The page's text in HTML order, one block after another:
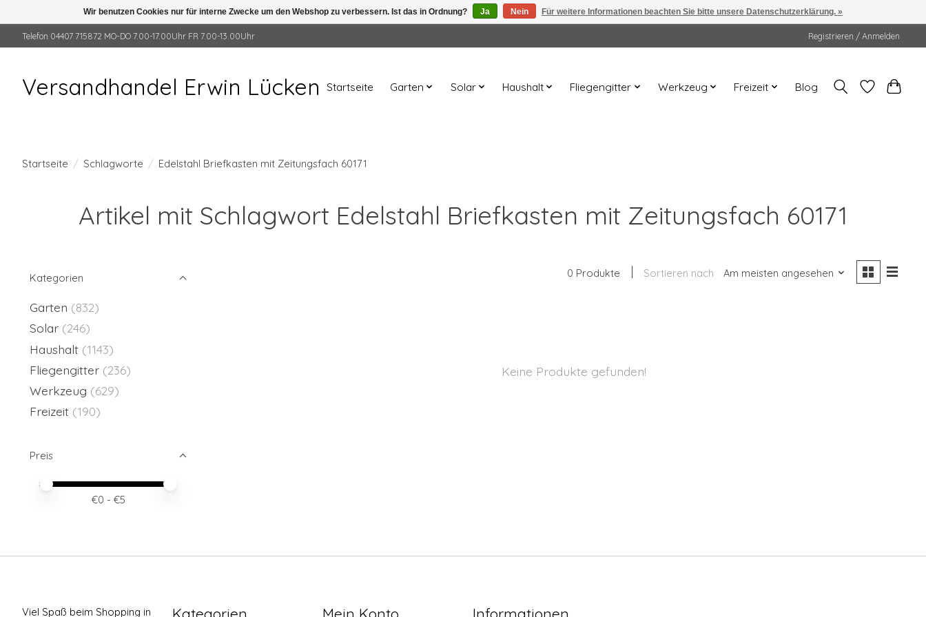
Telefon 04407 715872 MO-DO 7.00-17.00Uhr FR 7.00-13.00Uhr Registrieren / Anmelden
Versandhandel Erwin Lücken Startseite Garten Solar Haushalt Fliegengitter Werkzeug Freizeit Blog
Startseite / Schlagworte / Edelstahl Briefkasten mit Zeitungsfach 60171
Artikel mit Schlagwort Edelstahl Briefkasten mit Zeitungsfach 60171
Kategorien
Garten (832)
Solar (246)
Haushalt (1143)
Fliegengitter (236)
Werkzeug (629)
Freizeit (190)
Preis
Preis – Mindestwert
Price maximum value
€0 - €5
0 Produkte Sortieren nach Am meisten angesehen
Keine Produkte gefunden!
Viel Spaß beim Shopping in
Wir benutzen Cookies nur für interne Zwecke um den Webshop zu verbessern. Ist das in Ordnung? Ja Nein Für weitere Informationen beachten Sie bitte unsere Datenschutzerklärung. »